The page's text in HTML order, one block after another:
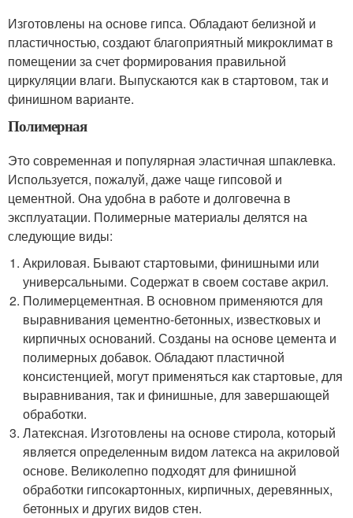
Изготовлены на основе гипса. Обладают белизной и
пластичностью, создают благоприятный микроклимат в
помещении за счет формирования правильной
циркуляции влаги. Выпускаются как в стартовом, так и
финишном варианте.
Полимерная
Это современная и популярная эластичная шпаклевка.
Используется, пожалуй, даже чаще гипсовой и
цементной. Она удобна в работе и долговечна в
эксплуатации. Полимерные материалы делятся на
следующие виды:
Акриловая. Бывают стартовыми, финишными или
универсальными. Содержат в своем составе акрил.
Полимерцементная. В основном применяются для
выравнивания цементно-бетонных, известковых и
кирпичных оснований. Созданы на основе цемента и
полимерных добавок. Обладают пластичной
консистенцией, могут применяться как стартовые, для
выравнивания, так и финишные, для завершающей
обработки.
Латексная. Изготовлены на основе стирола, который
является определенным видом латекса на акриловой
основе. Великолепно подходят для финишной
обработки гипсокартонных, кирпичных, деревянных,
бетонных и других видов стен.